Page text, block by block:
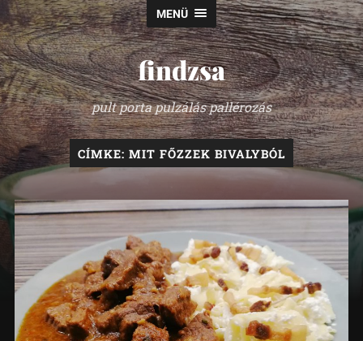
MENÜ
findzsa
pult porta pulzálás pallérozás
CÍMKE: MIT FŐZZEK BIVALYBÓL